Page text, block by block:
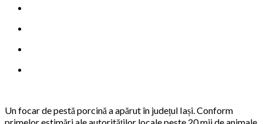
Un focar de pestă porcină a apărut în județul Iași. Conform